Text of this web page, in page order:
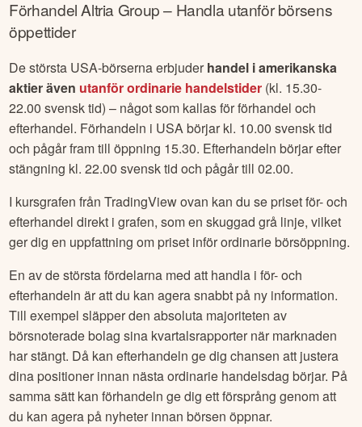
FörhandelAltria Group– Handla utanför börsens
öppettider
De största USA-börserna erbjuder handel i amerikanska
aktier även utanför ordinarie handelstider (kl. 15.30-
22.00 svensk tid) – något som kallas för förhandel och
efterhandel. Förhandeln i USA börjar kl. 10.00 svensk tid
och pågår fram till öppning 15.30. Efterhandeln börjar efter
stängning kl. 22.00 svensk tid och pågår till 02.00.
I kursgrafen från TradingView ovan kan du se priset för- och
efterhandel direkt i grafen, som en skuggad grå linje, vilket
ger dig en uppfattning om priset inför ordinarie börsöppning.
En av de största fördelarna med att handla i för- och
efterhandeln är att du kan agera snabbt på ny information.
Till exempel släpper den absoluta majoriteten av
börsnoterade bolag sina kvartalsrapporter när marknaden
har stängt. Då kan efterhandeln ge dig chansen att justera
dina positioner innan nästa ordinarie handelsdag börjar. På
samma sätt kan förhandeln ge dig ett försprång genom att
du kan agera på nyheter innan börsen öppnar.